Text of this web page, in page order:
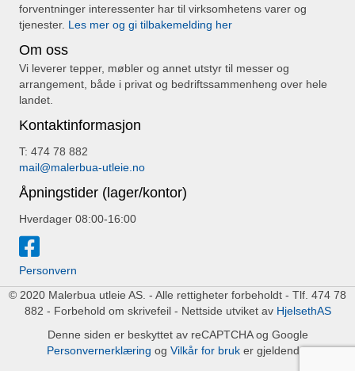
forventninger interessenter har til virksomhetens varer og
tjenester. Les mer og gi tilbakemelding her
Om oss
Vi leverer tepper, møbler og annet utstyr til messer og
arrangement, både i privat og bedriftssammenheng over hele
landet.
Kontaktinformasjon
T: 474 78 882
mail@malerbua-utleie.no
Åpningstider (lager/kontor)
Hverdager 08:00-16:00
Personvern
© 2020 Malerbua utleie AS. - Alle rettigheter forbeholdt - Tlf. 474 78
882 - Forbehold om skrivefeil - Nettside utviket av HjelsethAS
Denne siden er beskyttet av reCAPTCHA og Google
Personvernerklæring og Vilkår for bruker gjeldende.